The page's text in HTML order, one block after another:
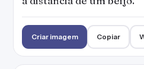
Criar imagem Copiar